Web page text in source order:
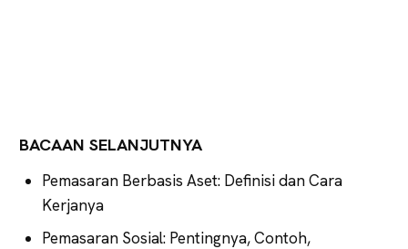
BACAAN SELANJUTNYA
Pemasaran Berbasis Aset: Definisi dan Cara
Kerjanya
Pemasaran Sosial: Pentingnya, Contoh,